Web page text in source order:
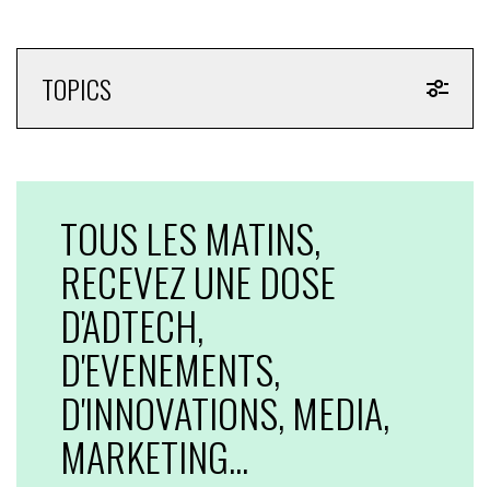
TOPICS
TOUS LES MATINS,
RECEVEZ UNE DOSE
D'ADTECH,
D'EVENEMENTS,
D'INNOVATIONS, MEDIA,
MARKETING...